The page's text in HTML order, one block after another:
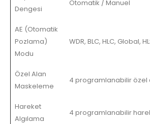
Dengesi
Otomatik / Manuel
AE (Otomatik
Pozlama)
Modu
WDR, BLC, HLC, Global,
Özel Alan
Maskeleme
4 programlanabilir özel
Hareket
Algılama
4 programlanabilir